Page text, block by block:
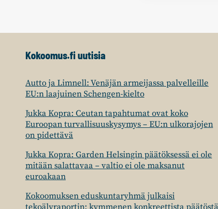
Kokoomus.fi uutisia
Autto ja Limnell: Venäjän armeijassa palvelleille
EU:n laajuinen Schengen-kielto
Jukka Kopra: Ceutan tapahtumat ovat koko
Euroopan turvallisuuskysymys – EU:n ulkorajojen
on pidettävä
Jukka Kopra: Garden Helsingin päätöksessä ei ole
mitään salattavaa – valtio ei ole maksanut
euroakaan
Kokoomuksen eduskuntaryhmä julkaisi